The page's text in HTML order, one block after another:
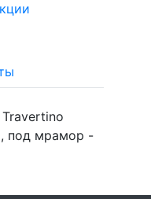
Travertino
под мрамор -